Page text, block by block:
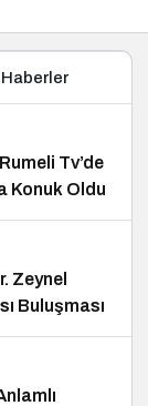
Tv’de
Konuk Oldu
Zeynel
Buluşması